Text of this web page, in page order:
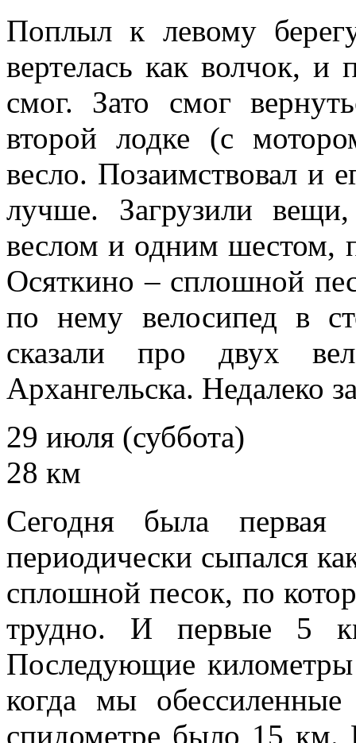
Поплыл к левому
вертелась как волчок,
смог. Зато смог
второй лодке (с
весло. Позаимствовал и
лучше. Загрузили
веслом и одним шестом,
Осяткино – сплошной
по нему велосипед в
сказали про двух
Архангельска. Недалеко
29 июля (суббота)
28 км
Сегодня была
периодически сыпался
сплошной песок, по
трудно. И первые 5
Последующие
когда мы
спидометре было 15 км.